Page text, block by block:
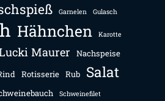
Garnelen Gulasch
Hähnchen Karotte
Maurer Nachspeise
Rotisserie Rub Salat
Schweinefilet